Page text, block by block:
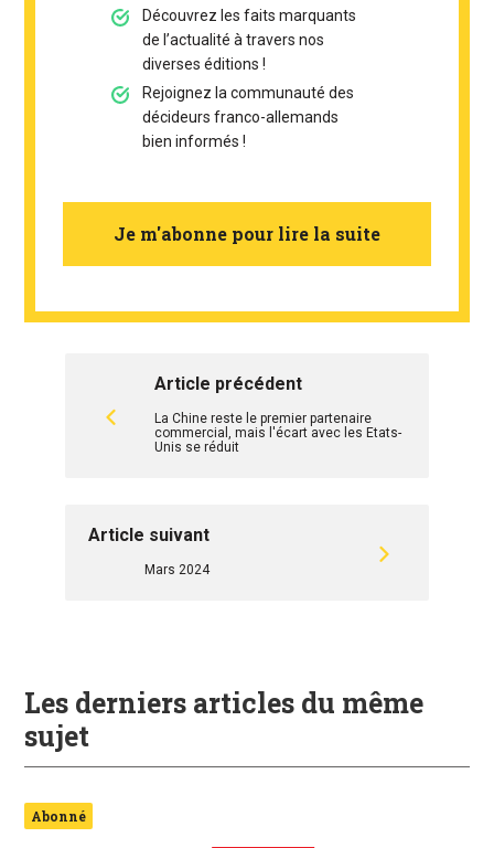
Découvrez les faits marquants
de l’actualité à travers nos
diverses éditions !
Rejoignez la communauté des
décideurs franco-allemands
bien informés !
Je m'abonne pour lire la suite
Article précédent
La Chine reste le premier partenaire
commercial, mais l'écart avec les Etats-
Unis se réduit
Article suivant
Mars 2024
Les derniers articles du même
sujet
Abonné